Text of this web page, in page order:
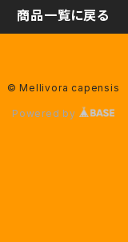
商品一覧に戻る
© Mellivora capensis
Powered by